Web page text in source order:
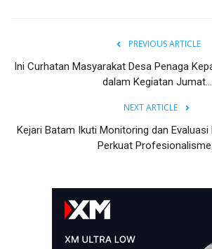
PREVIOUS ARTICLE
Ini Curhatan Masyarakat Desa Penaga
dalam Kegiatan Jumat...
NEXT ARTICLE
Kejari Batam Ikuti Monitoring dan Evaluasi
Perkuat